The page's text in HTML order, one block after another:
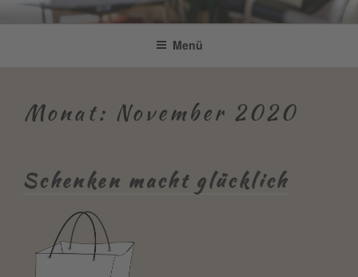
InhaltBe Connected by Bettina Bonkas
Resilienz | Coaching | Englisch +
Menü
Monat: November 2020
Schenken macht glücklich